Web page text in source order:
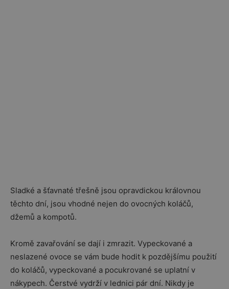
Sladké a šťavnaté třešně jsou opravdickou královnou
těchto dní, jsou vhodné nejen do ovocných koláčů,
džemů a kompotů.
Kromě zavařování se dají i zmrazit. Vypeckované a
neslazené ovoce se vám bude hodit k pozdějšímu použití
do koláčů, vypeckované a pocukrované se uplatní v
nákypech. Čerstvé vydrží v lednici pár dní. Nikdy je